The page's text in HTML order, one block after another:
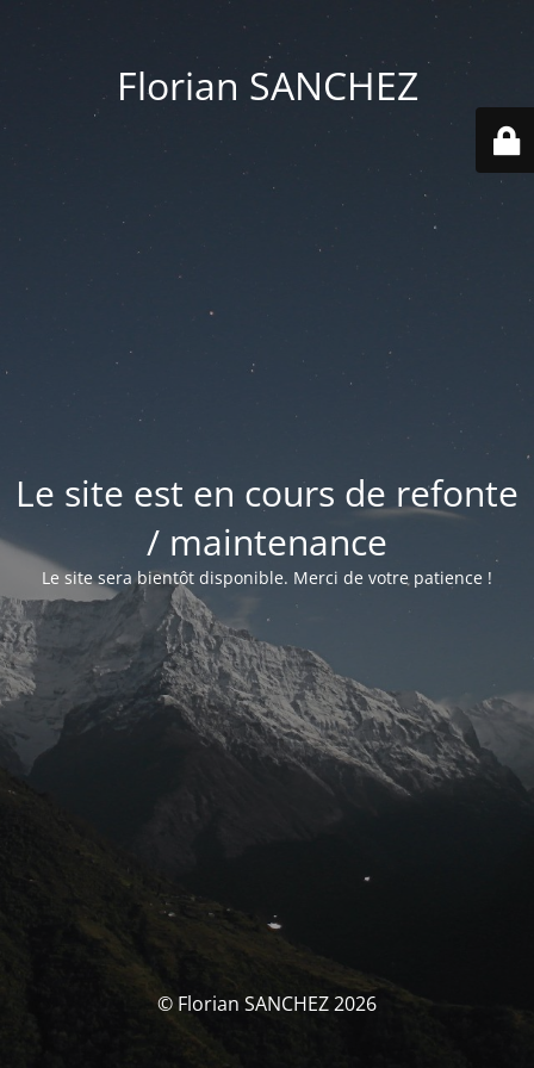
Florian SANCHEZ
Le site est en cours de refonte
/ maintenance
Le site sera bientôt disponible. Merci de votre patience !
© Florian SANCHEZ 2026